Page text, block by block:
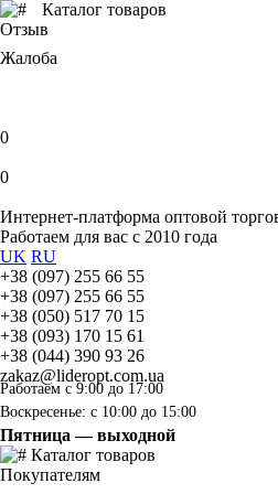
Каталог товаров
Отзыв
Жалоба
0
0
Интернет-платформа оптовой
Работаем для вас с 2010 года
UK RU
+38 (097) 255 66 55
+38 (097) 255 66 55
+38 (050) 517 70 15
+38 (093) 170 15 61
+38 (044) 390 93 26
zakaz@lideropt.com.ua
Работаем с 9:00 до 17:00
Воскресенье: с 10:00 до 15:00
Пятница — выходной
Каталог товаров
Покупателям